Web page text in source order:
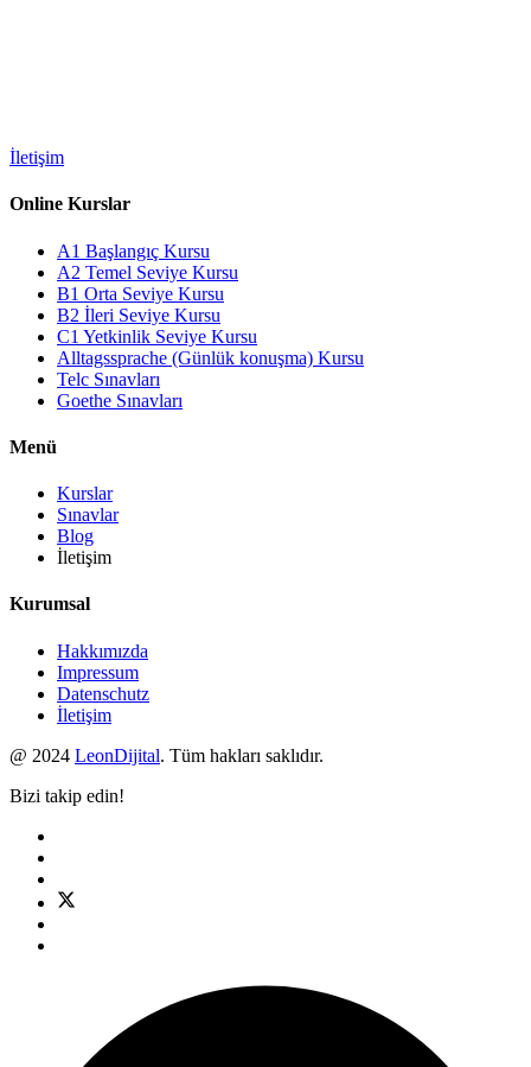
İletişim
Online Kurslar
A1 Başlangıç Kursu
A2 Temel Seviye Kursu
B1 Orta Seviye Kursu
B2 İleri Seviye Kursu
C1 Yetkinlik Seviye Kursu
Alltagssprache (Günlük konuşma) Kursu
Telc Sınavları
Goethe Sınavları
Menü
Kurslar
Sınavlar
Blog
İletişim
Kurumsal
Hakkımızda
Impressum
Datenschutz
İletişim
@ 2024 LeonDijital. Tüm hakları saklıdır.
Bizi takip edin!